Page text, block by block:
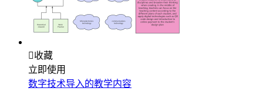
收藏
立即使用
数字技术导入的教学内容